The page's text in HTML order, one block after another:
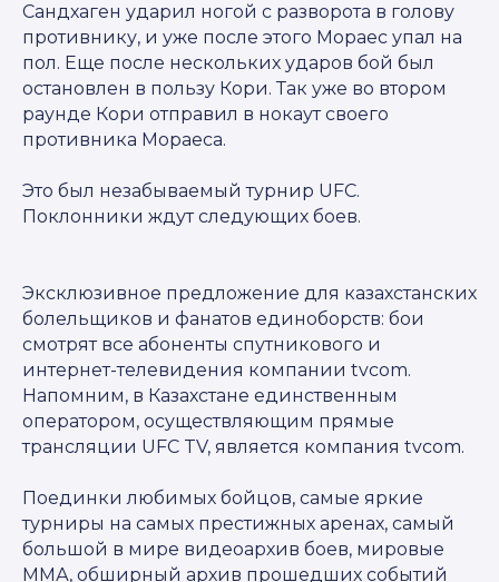
Сандхаген ударил ногой с разворота в голову
противнику, и уже после этого Мораес упал на
пол. Еще после нескольких ударов бой был
остановлен в пользу Кори. Так уже во втором
раунде Кори отправил в нокаут своего
противника Мораеса.
Это был незабываемый турнир UFC.
Поклонники ждут следующих боев.
Эксклюзивное предложение для казахстанских
болельщиков и фанатов единоборств: бои
смотрят все абоненты спутникового и
интернет-телевидения компании tvcom.
Напомним, в Казахстане единственным
оператором, осуществляющим прямые
трансляции UFC TV, является компания tvcom.
Поединки любимых бойцов, самые яркие
турниры на самых престижных аренах, самый
большой в мире видеоархив боев, мировые
ММА, обширный архив прошедших событий